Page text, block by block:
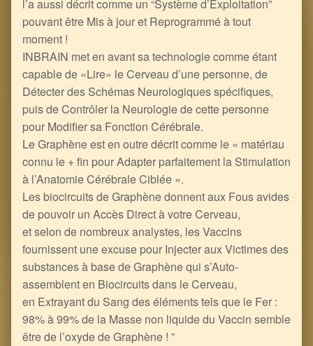
l’a aussi décrit comme un “Système d’Exploitation”
pouvant être Mis à jour et Reprogrammé à tout
moment !
INBRAIN met en avant sa technologie comme étant
capable de «Lire» le Cerveau d’une personne, de
Détecter des Schémas Neurologiques spécifiques,
puis de Contrôler la Neurologie de cette personne
pour Modifier sa Fonction Cérébrale.
Le Graphène est en outre décrit comme le « matériau
connu le + fin pour Adapter parfaitement la Stimulation
à l’Anatomie Cérébrale Ciblée ».
Les biocircuits de Graphène donnent aux Fous avides
de pouvoir un Accès Direct à votre Cerveau,
et selon de nombreux analystes, les Vaccins
fournissent une excuse pour Injecter aux Victimes des
substances à base de Graphène qui s’Auto-
assemblent en Biocircuits dans le Cerveau,
en Extrayant du Sang des éléments tels que le Fer :
98% à 99% de la Masse non liquide du Vaccin semble
être de l’oxyde de Graphène ! ”